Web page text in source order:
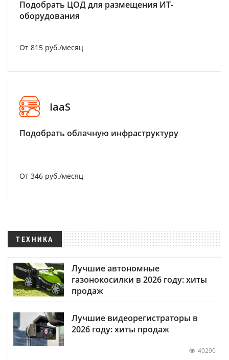
Подобрать ЦОД для размещения ИТ-
оборудования
От 815 руб./месяц
IaaS
Подобрать облачную инфраструктуру
От 346 руб./месяц
ТЕХНИКА
Лучшие автономные
газонокосилки в 2026 году: хиты
продаж
Лучшие видеорегистраторы в
2026 году: хиты продаж
49290